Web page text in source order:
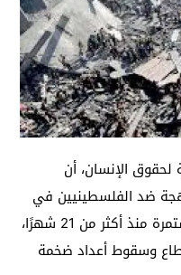
الإنسان، أن
ضد الفلسطينيين في
قطاع غزة، ضمن عملية عسكرية مستمرة منذ أكثر من 21 شهرًا،
وسقوط أعداد ضخمة